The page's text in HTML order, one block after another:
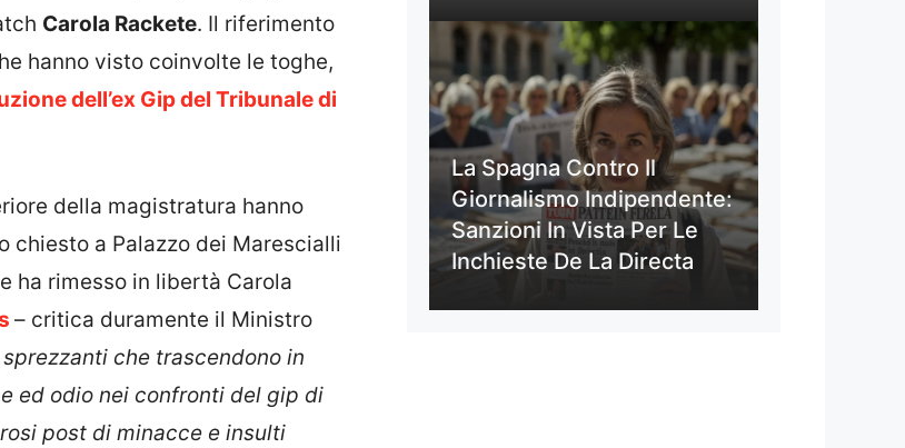
Carola Rackete. Il riferimento
hanno visto coinvolte le toghe,
dell’ex Gip del Tribunale di
della magistratura hanno
chiesto a Palazzo dei Marescialli
ha rimesso in libertà Carola
– critica duramente il Ministro
che trascendono in
ed odio nei confronti del gip di
post di minacce e insulti
La Spagna Contro Il
Giornalismo Indipendente:
Sanzioni In Vista Per Le
Inchieste De La Directa